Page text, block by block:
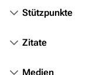
Orte
Stützpunkte
Zitate
Medien